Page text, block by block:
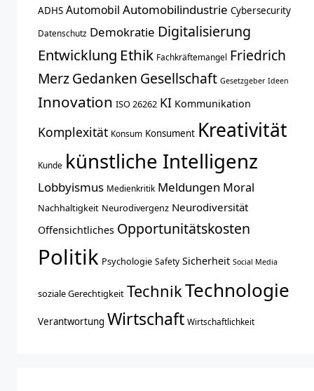
ADHS Automobil Automobilindustrie Cybersecurity
Datenschutz Demokratie Digitalisierung
Entwicklung Ethik Fachkräftemangel Friedrich
MerzGedanken Gesellschaft Gesetzgeber Ideen
Innovation ISO 26262 KI Kommunikation
Komplexität Konsum Konsument Kreativität
Kunde künstliche Intelligenz
Lobbyismus Medienkritik Meldungen Moral
Nachhaltigkeit Neurodivergenz Neurodiversität
Offensichtliches Opportunitätskosten
Politik Psychologie Safety Sicherheit Social Media
soziale Gerechtigkeit TechnikTechnologie
Verantwortung Wirtschaft Wirtschaftlichkeit